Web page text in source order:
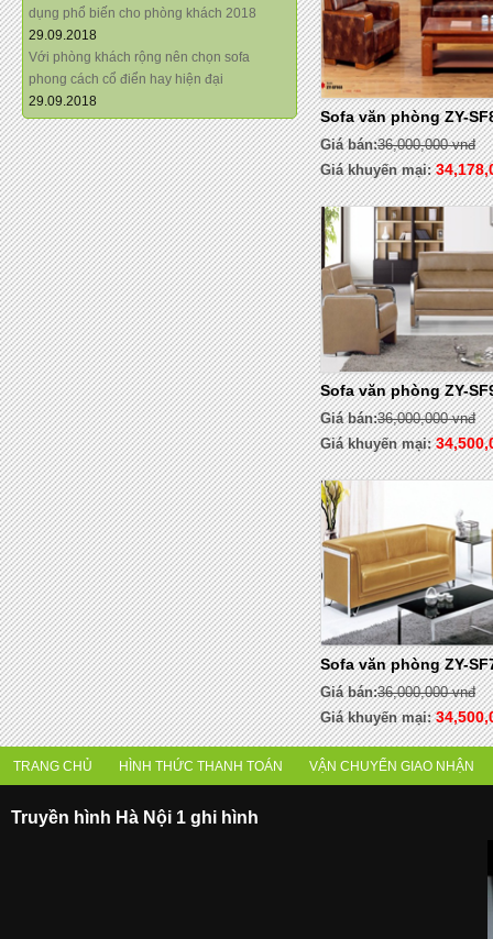
dụng phổ biến cho phòng khách 2018
29.09.2018
Với phòng khách rộng nên chọn sofa
phong cách cổ điển hay hiện đại
29.09.2018
Sofa văn phòng ZY-
Giá bán:36,000,000 vnđ
Giá khuyến mại:
Sofa văn phòng ZY-
Giá bán:36,000,000 vnđ
Giá khuyến mại:
Sofa văn phòng ZY-
Giá bán:36,000,000 vnđ
Giá khuyến mại:
TRANG CHỦ HÌNH THỨC THANH TOÁN VẬN CHUYỂN GIAO NHẬN
Truyền hình Hà Nội 1 ghi hình